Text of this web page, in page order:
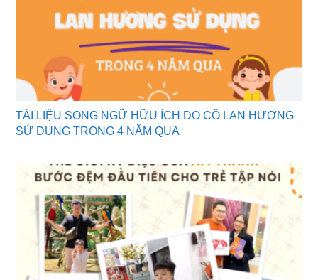
TÀI LIỆU SONG NGỮ HỮU ÍCH DO CÔ LAN HƯƠNG
SỬ DỤNG TRONG 4 NĂM QUA